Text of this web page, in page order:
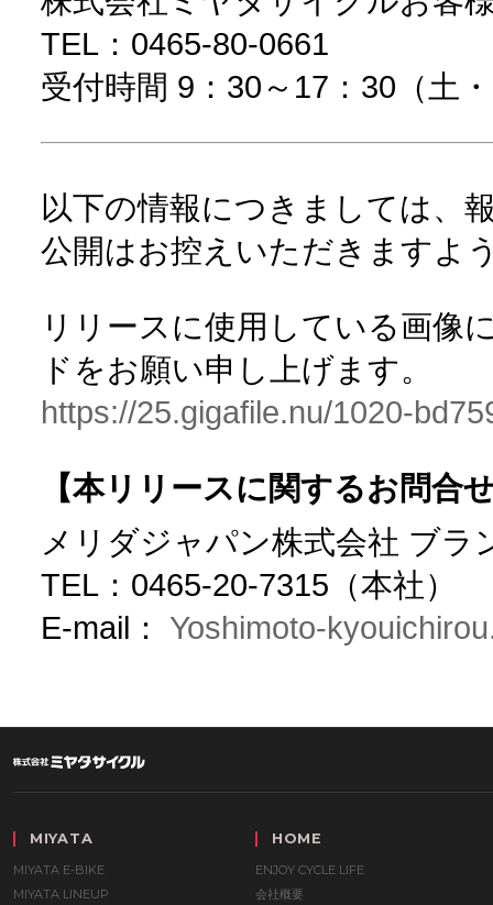
TEL：0465-80-0661
受付時間 9：30～17：30（土
以下の情報につきましては、
公開はお控えいただきますよ
リリースに使用している画像
ドをお願い申し上げます。
https://25.gigafile.nu/1020-
【本リリースに関するお問合
メリダジャパン株式会社 ブ
TEL：0465-20-7315（本社）
E-mail： Yoshimoto-
MIYATA
MIYATA E-BIKE
MIYATA LINEUP
HOME
ENJOY CYCLE LIFE
会社概要